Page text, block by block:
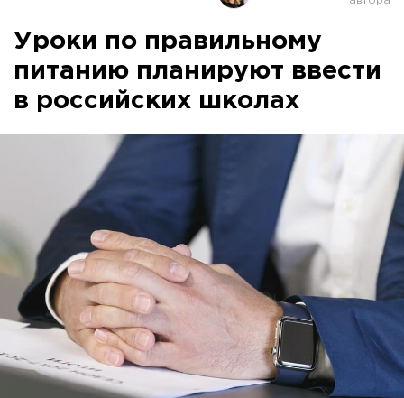
Уроки по правильному
питанию планируют ввести
в российских школах